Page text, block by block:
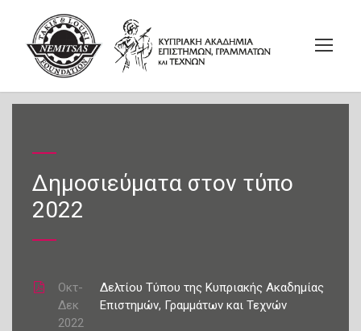
Δημοσιεύματα στον τύπο
2022
Οκτ-
Δεκ
2022
Δελτίου Τύπου της Κυπριακής Ακαδημίας
Επιστημών, Γραμμάτων και Τεχνών